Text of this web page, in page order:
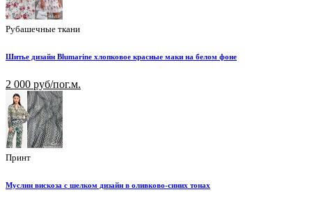
Рубашечные ткани
Шитье дизайн Blumarine хлопковое красные маки на белом фоне
2 000 руб/пог.м.
Принт
Муслин вискоза с шелком дизайн в оливково-синих тонах